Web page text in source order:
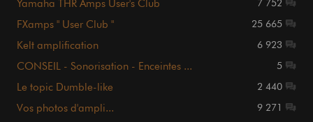
Yamaha THR Amps User's Club 7 752
FXamps " User Club " 25 665
Kelt amplification 6 923
CONSEIL - Sonorisation - Enceintes ... 5
Le topic Dumble-like 2 440
Vos photos d'ampli... 9 271